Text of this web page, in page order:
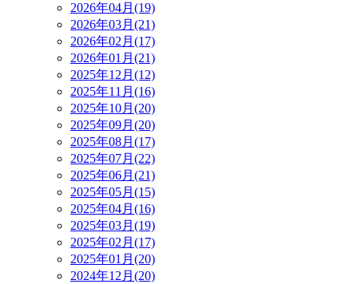
2026年04月(19)
2026年03月(21)
2026年02月(17)
2026年01月(21)
2025年12月(12)
2025年11月(16)
2025年10月(20)
2025年09月(20)
2025年08月(17)
2025年07月(22)
2025年06月(21)
2025年05月(15)
2025年04月(16)
2025年03月(19)
2025年02月(17)
2025年01月(20)
2024年12月(20)